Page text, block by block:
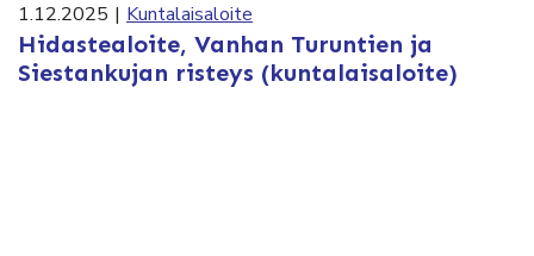
1.12.2025 | Kuntalaisaloite
Hidastealoite, Vanhan Turuntien ja
Siestankujan risteys (kuntalaisaloite)